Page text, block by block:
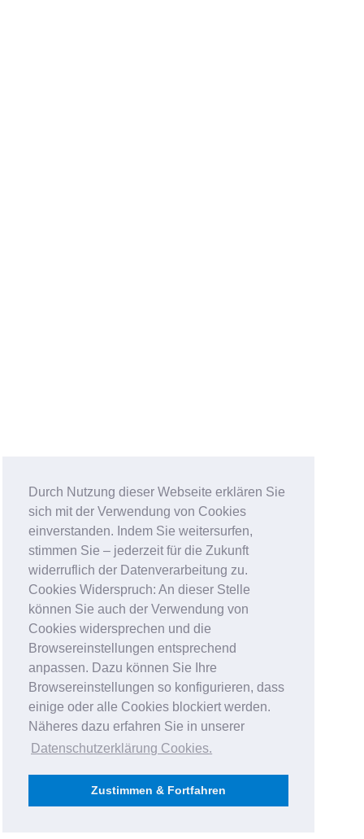
Durch Nutzung dieser Webseite erklären Sie
sich mit der Verwendung von Cookies
einverstanden. Indem Sie weitersurfen,
stimmen Sie – jederzeit für die Zukunft
widerruflich der Datenverarbeitung zu.
Cookies Widerspruch: An dieser Stelle
können Sie auch der Verwendung von
Cookies widersprechen und die
Browsereinstellungen entsprechend
anpassen. Dazu können Sie Ihre
Browsereinstellungen so konfigurieren, dass
einige oder alle Cookies blockiert werden.
Näheres dazu erfahren Sie in unserer
Datenschutzerklärung Cookies.
Zustimmen & Fortfahren